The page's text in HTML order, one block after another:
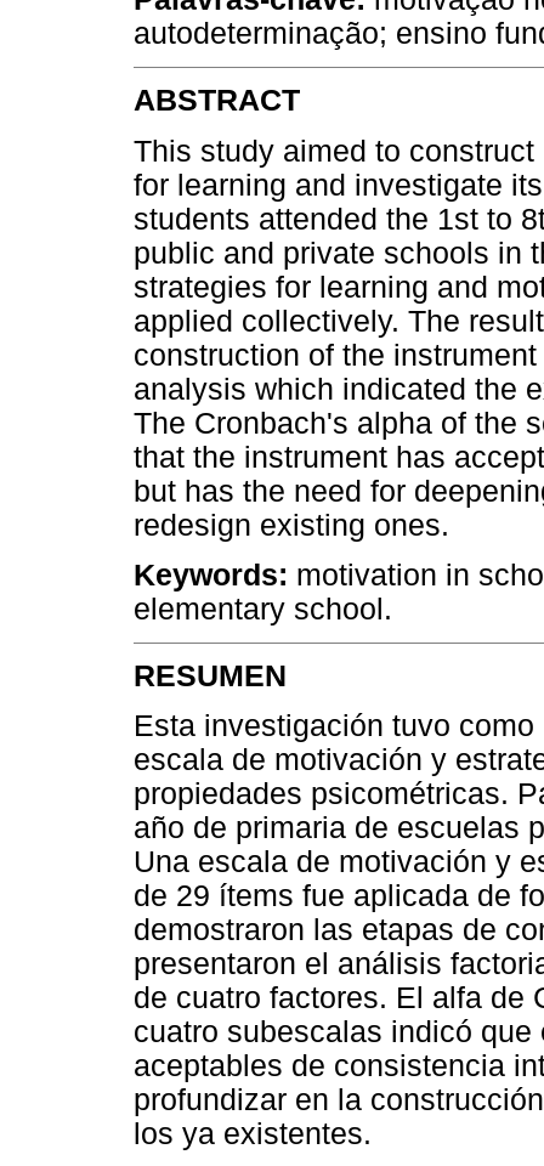
autodeterminação; ensino
ABSTRACT
This study aimed to
for learning and investigate
students attended the 1st to
public and private schools in
strategies for learning and
applied collectively. The
construction of the
analysis which indicated the
The Cronbach's alpha of the
that the instrument has
but has the need for
redesign existing ones.
Keywords: motivation in
elementary school.
RESUMEN
Esta investigación tuvo
escala de motivación y
propiedades psicométricas.
año de primaria de escuelas
Una escala de motivación y
de 29 ítems fue aplicada de
demostraron las etapas de
presentaron el análisis
de cuatro factores. El alfa de
cuatro subescalas indicó
aceptables de consistencia
profundizar en la
los ya existentes.